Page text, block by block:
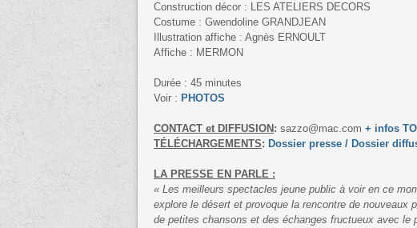
Construction décor : LES ATELIERS DECORS
Costume : Gwendoline GRANDJEAN
Illustration affiche : Agnès ERNOULT
Affiche : MERMON
Durée : 45 minutes
Voir : PHOTOS
CONTACT et DIFFUSION : sazzo@mac.com + infos
TÉLÉCHARGEMENTS: Dossier presse / Dossier
LA PRESSE EN PARLE :
« Les meilleurs spectacles jeune public à voir en ce
explore le désert et provoque la rencontre de nouveaux
de petites chansons et des échanges fructueux avec le